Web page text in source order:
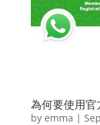
為何要使用
by emma |